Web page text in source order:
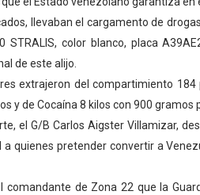
Campo Elías avanza con
Encuentro estadal fortalece
Gobernador Arnaldo
Plan Quirúrgico Regional
llevaban el cargamento de
STRALIS, color blanco, placa
de este alijo.
extrajeron del compartimiento
y de Cocaína 8 kilos con 900
el G/B Carlos Aigster Villamizar,
a quienes pretender convertir a
comandante de Zona 22 que la